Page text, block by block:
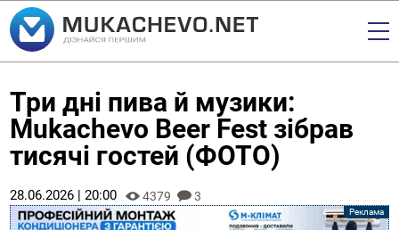
Три дні пива й музики:
Mukachevo Beer Fest зібрав
тисячі гостей (ФОТО)
28.06.2026 | 20:00 4379 3